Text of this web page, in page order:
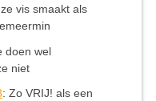
vis smaakt als
doen wel
niet
: Zo VRIJ! als een